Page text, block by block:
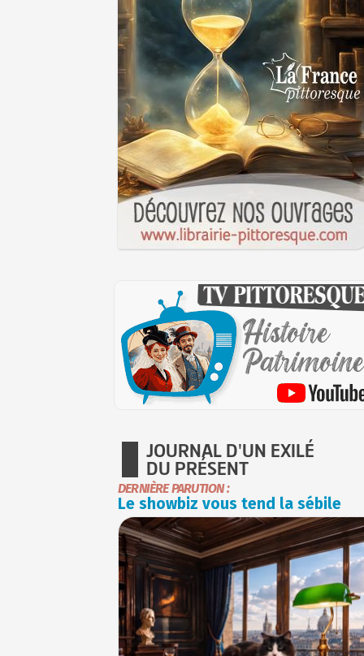
JOURNAL D'UN EXILÉ
DU PRÉSENT
DERNIÈRE PARUTION :
Le showbiz vous tend la sébile